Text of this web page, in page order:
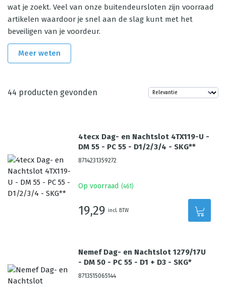
wat je zoekt. Veel van onze buitendeursloten zijn voorraad
artikelen waardoor je snel aan de slag kunt met het
beveiligen van je voordeur.
Meer weten
44 producten gevonden
4tecx Dag- en Nachtslot 4TX119-U -
DM 55 - PC 55 - D1/2/3/4 - SKG**
8714231359272
Op voorraad (461 )
19,29 incl. BTW
Nemef Dag- en Nachtslot 1279/17U
- DM 50 - PC 55 - D1 + D3 - SKG*
8713515065144